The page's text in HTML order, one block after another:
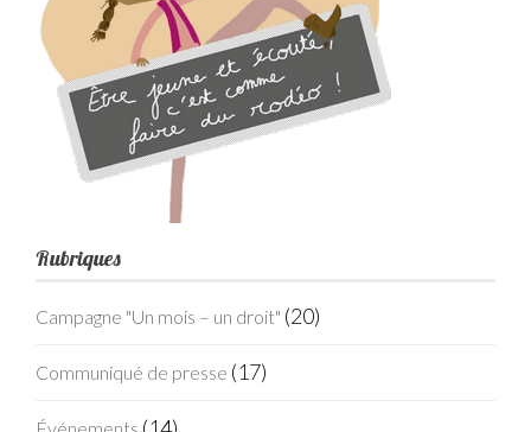
Rubriques
Campagne "Un mois – un droit" (20)
Communiqué de presse (17)